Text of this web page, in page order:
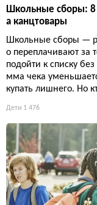
Школьные сборы: 8
а канцтовары
Школьные сборы —
о переплачивают за
подойти к списку
мма чека
купать лишнего. Но
Дети 1 476